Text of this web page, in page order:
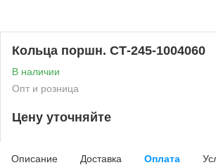
Кольца поршн. СТ-245-1004060
В наличии
Опт и розница
Цену уточняйте
Описание Доставка Оплата